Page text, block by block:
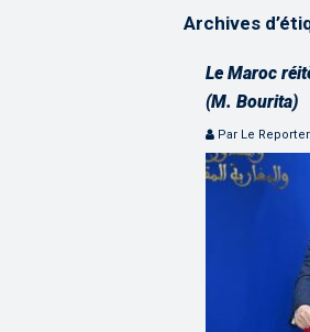
Archives
Le Maroc
(M. Bourita)
Par Le